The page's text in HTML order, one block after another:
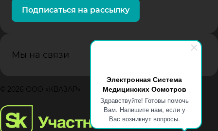
Электронная Система
Медицинских Осмотров
Здравствуйте! Готовы помочь
Вам. Напишите нам, если у
Вас возникнут вопросы.
Подписаться на рассылку
Мы на связи
© 2026 ООО «КВАЗАР»